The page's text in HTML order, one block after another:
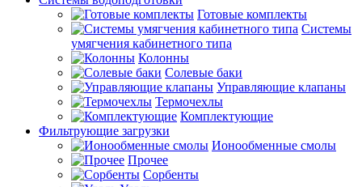
Готовые комплекты
Системы
умягчения кабинетного типа
Колонны
Солевые баки
Управляющие клапаны
Термочехлы
Комплектующие
Фильтрующие загрузки
Ионообменные смолы
Прочее
Сорбенты